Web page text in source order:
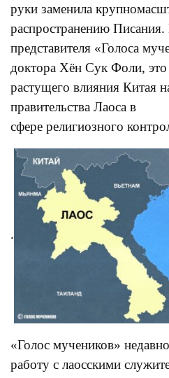
руки заменила
распространению
представителя «Голоса
доктора Хён Сук Фоли, это
растущего влияния Китая
правительства Лаоса в
сфере религиозного
.
«Голос мучеников»
работу с лаосскими